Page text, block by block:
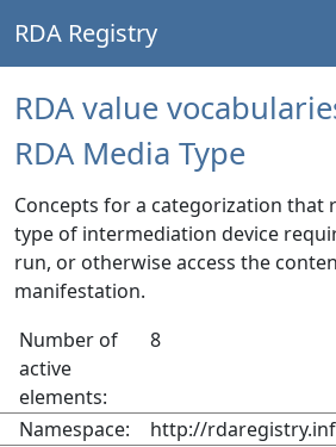
RDA Registry
RDA value
RDA Media Type
Concepts for a categorization that
type of intermediation device
run, or otherwise access the
manifestation.
Number of
active
elements:
8
Namespace:
http://